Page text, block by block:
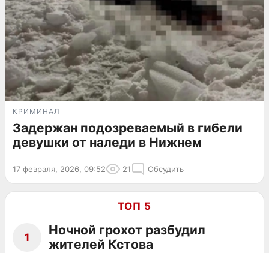
КРИМИНАЛ
Задержан подозреваемый в гибели
девушки от наледи в Нижнем
17 февраля, 2026, 09:52 21 Обсудить
ТОП 5
1
Ночной грохот разбудил
жителей Кстова